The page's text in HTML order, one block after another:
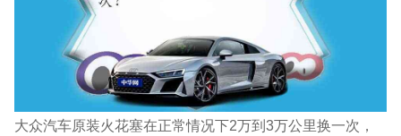
大众汽车原装火花塞在正常情况下2万到3万公里换一次，